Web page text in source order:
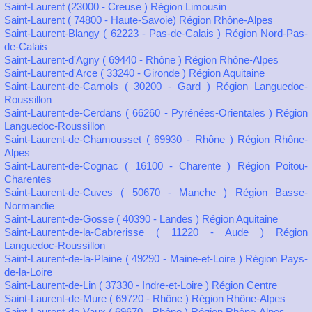
Saint-Laurent (23000 - Creuse ) Région Limousin
Saint-Laurent ( 74800 - Haute-Savoie) Région Rhône-Alpes
Saint-Laurent-Blangy ( 62223 - Pas-de-Calais ) Région Nord-Pas-
de-Calais
Saint-Laurent-d'Agny ( 69440 - Rhône ) Région Rhône-Alpes
Saint-Laurent-d'Arce ( 33240 - Gironde ) Région Aquitaine
Saint-Laurent-de-Carnols ( 30200 - Gard ) Région Languedoc-
Roussillon
Saint-Laurent-de-Cerdans ( 66260 - Pyrénées-Orientales ) Région
Languedoc-Roussillon
Saint-Laurent-de-Chamousset ( 69930 - Rhône ) Région Rhône-
Alpes
Saint-Laurent-de-Cognac ( 16100 - Charente ) Région Poitou-
Charentes
Saint-Laurent-de-Cuves ( 50670 - Manche ) Région Basse-
Normandie
Saint-Laurent-de-Gosse ( 40390 - Landes ) Région Aquitaine
Saint-Laurent-de-la-Cabrerisse ( 11220 - Aude ) Région
Languedoc-Roussillon
Saint-Laurent-de-la-Plaine ( 49290 - Maine-et-Loire ) Région Pays-
de-la-Loire
Saint-Laurent-de-Lin ( 37330 - Indre-et-Loire ) Région Centre
Saint-Laurent-de-Mure ( 69720 - Rhône ) Région Rhône-Alpes